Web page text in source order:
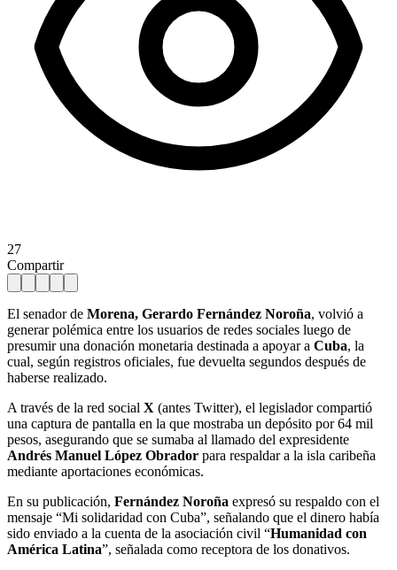
27
Compartir
El senador de Morena, Gerardo Fernández Noroña, volvió a
generar polémica entre los usuarios de redes sociales luego de
presumir una donación monetaria destinada a apoyar a Cuba, la
cual, según registros oficiales, fue devuelta segundos después de
haberse realizado.
A través de la red social X (antes Twitter), el legislador compartió
una captura de pantalla en la que mostraba un depósito por 64 mil
pesos, asegurando que se sumaba al llamado del expresidente
Andrés Manuel López Obrador para respaldar a la isla caribeña
mediante aportaciones económicas.
En su publicación, Fernández Noroña expresó su respaldo con el
mensaje “Mi solidaridad con Cuba”, señalando que el dinero había
sido enviado a la cuenta de la asociación civil “Humanidad con
América Latina”, señalada como receptora de los donativos.